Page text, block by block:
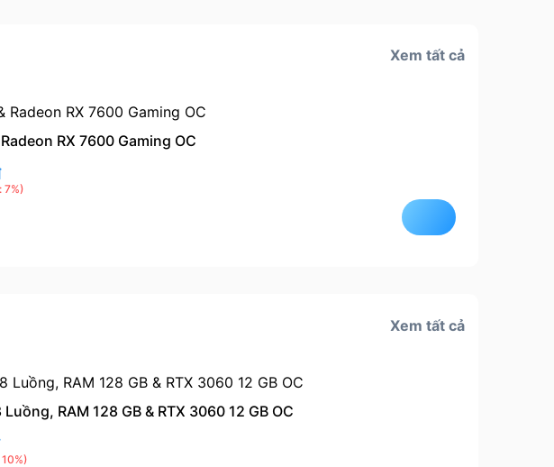
Xem tất cả
RX 7600 Gaming OC
7%)
Xem tất cả
RAM 128 GB & RTX 3060 12 GB OC